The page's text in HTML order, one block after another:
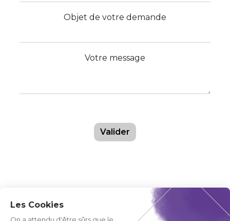
Objet de votre demande
Votre message
Valider
Les Cookies